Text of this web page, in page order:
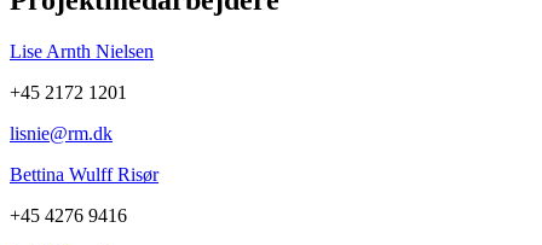
Lise Arnth Nielsen
+45 2172 1201
lisnie@rm.dk
Bettina Wulff Risør
+45 4276 9416